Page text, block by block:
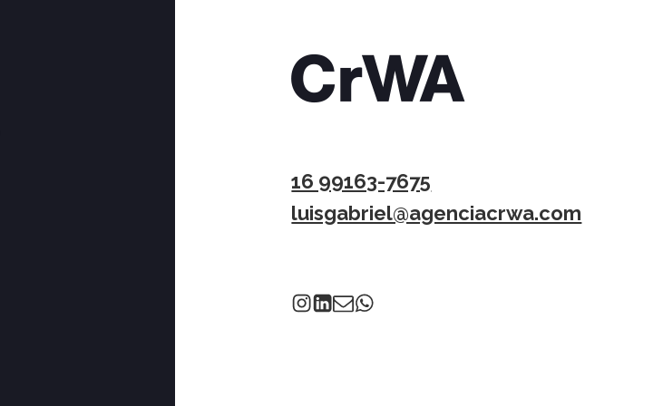
16 99163-7675
luisgabriel@agenciacrwa.com